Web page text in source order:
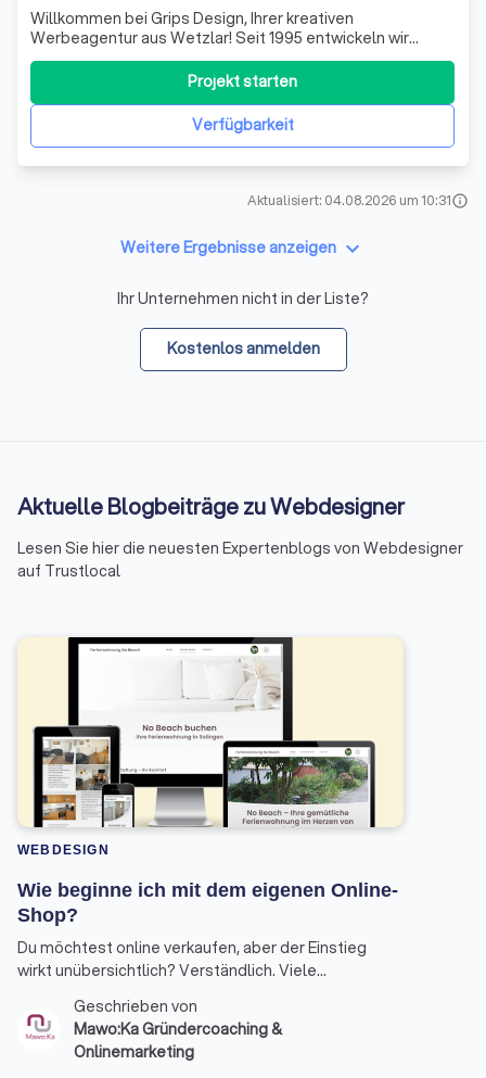
Willkommen bei Grips Design, Ihrer kreativen
Werbeagentur aus Wetzlar! Seit 1995 entwickeln wir
maßgeschneiderte Strategien zur erfolgreichen
Vermarktung von Produkten und Dienstleistungen. Als
Full-Service-Agentur vereinen wir Expertise in den
Bereichen Kreation, Print und Interaktiv, um Ihre Botsc
Verfügbarkeit
Projekt starten
Aktualisiert: 04.08.2026 um 10:31info
Weitere Ergebnisse anzeigen keyboard_arrow_down
Ihr Unternehmen nicht in der Liste?
Kostenlos anmelden
Aktuelle Blogbeiträge zu Webdesigner
Lesen Sie hier die neuesten Expertenblogs von Webdesigner
auf Trustlocal
WEBDESIGN
Wie beginne ich mit dem eigenen Online-
Shop?
Du möchtest online verkaufen, aber der Einstieg
wirkt unübersichtlich? Verständlich. Viele
anfangen sollen – und verlieren Zeit in Details, bevor
die Basis steht. Hier ist ein klarer Fahrplan, wie du
deinen Online-Shop strukturiert aufbaust.
Geschrieben von
Mawo:Ka Gründercoaching &
Onlinemarketing